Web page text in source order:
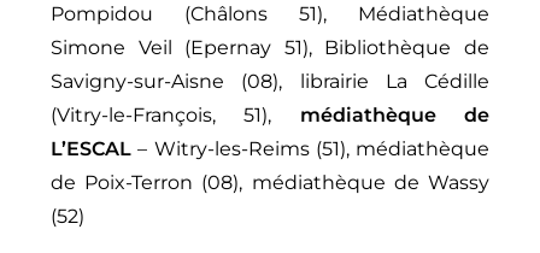
Pompidou (Châlons 51), Médiathèque
Simone Veil (Epernay 51), Bibliothèque de
Savigny-sur-Aisne (08), librairie La Cédille
(Vitry-le-François, 51), médiathèque de
L’ESCAL – Witry-les-Reims (51), médiathèque
de Poix-Terron (08), médiathèque de Wassy
(52)